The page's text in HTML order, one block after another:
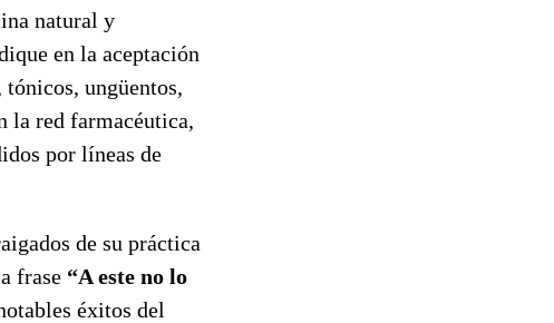
natural y
en la aceptación
ungüentos,
la red farmacéutica,
por líneas de
de su práctica
frase “A este no lo
éxitos del